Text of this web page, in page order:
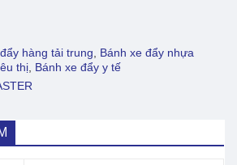
hàng tải trung
Bánh xe đẩy nhựa
thị Bánh xe đẩy y tế